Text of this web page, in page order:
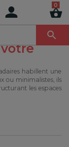

habillent une
ou minimalistes, ils
les espaces